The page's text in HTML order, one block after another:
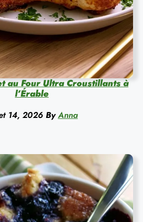
au Four Ultra Croustillants à
l’Érable
14, 2026 By Anna